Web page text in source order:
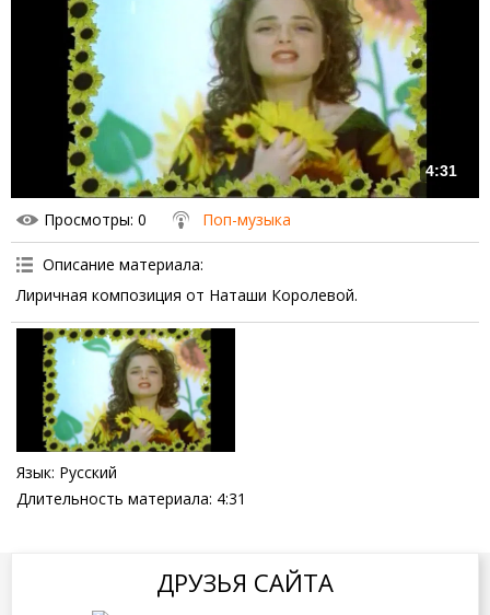
4:31
Просмотры: 0 Поп-музыка
Описание материала:
Лиричная композиция от Наташи Королевой.
Язык: Русский
Длительность материала: 4:31
ДРУЗЬЯ САЙТА